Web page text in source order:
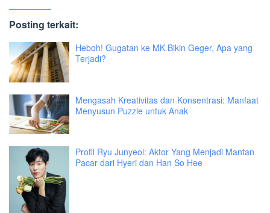
Posting terkait:
Heboh! Gugatan ke MK Bikin Geger, Apa yang
Terjadi?
Mengasah Kreativitas dan Konsentrasi: Manfaat
Menyusun Puzzle untuk Anak
Profil Ryu Junyeol: Aktor Yang Menjadi Mantan
Pacar dari Hyeri dan Han So Hee